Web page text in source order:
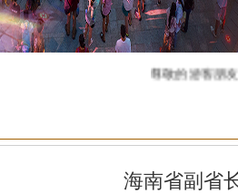
尊敬的游客朋友：您好
关于槟榔谷黎苗文化旅
海南省副省